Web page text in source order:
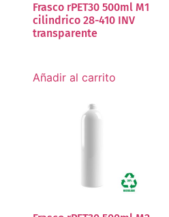
Frasco rPET30 500ml M1
cilindrico 28-410 INV
transparente
Añadir al carrito